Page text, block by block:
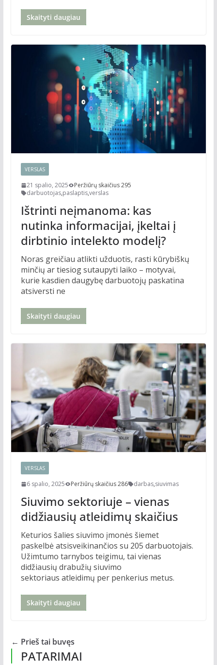
Skaityti daugiau
VERSLAS
21 spalio, 2025
Peržiūrų skaičius 295
darbuotojas,paslaptis,verslas
Ištrinti neįmanoma: kas
nutinka informacijai, įkeltai į
dirbtinio intelekto modelį?
Noras greičiau atlikti užduotis, rasti kūrybiškų
minčių ar tiesiog sutaupyti laiko – motyvai,
kurie kasdien daugybę darbuotojų paskatina
atsiversti ne
Skaityti daugiau
VERSLAS
6 spalio, 2025 Peržiūrų skaičius 286 darbas,siuvimas
Siuvimo sektoriuje – vienas
didžiausių atleidimų skaičius
Keturios šalies siuvimo įmonės šiemet
paskelbė atsisveikinančios su 205 darbuotojais.
Užimtumo tarnybos teigimu, tai vienas
didžiausių drabužių siuvimo
sektoriaus atleidimų per penkerius metus.
Skaityti daugiau
← Prieš tai buvęs
PATARIMAI